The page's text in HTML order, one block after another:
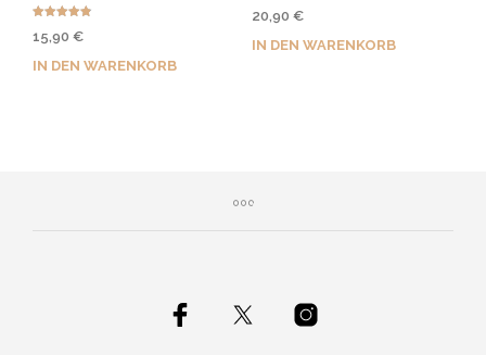
der
Produktseite
mit
von 5
15,90 €
IN DEN WARENKORB
20,90 €
IN DEN WARENKORB